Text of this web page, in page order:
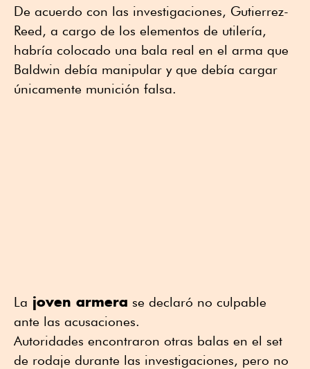
De acuerdo con las investigaciones, Gutierrez-
Reed, a cargo de los elementos de utilería,
habría colocado una bala real en el arma que
Baldwin debía manipular y que debía cargar
únicamente munición falsa.
La joven armera se declaró no culpable
ante las acusaciones.
Autoridades encontraron otras balas en el set
de rodaje durante las investigaciones, pero no